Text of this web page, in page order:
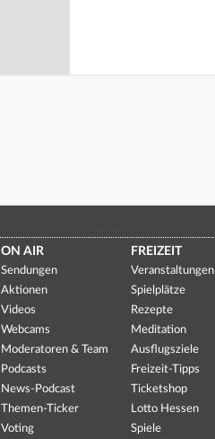
ON AIR
Sendungen
Aktionen
Videos
Webcams
Moderatoren & Team
Podcasts
News-Podcast
Themen-Ticker
Voting
FREIZEIT
Veranstaltungen
Spielplätze
Rezepte
Meditation
Ausflugsziele
Freizeit-Tipps
Ticketshop
Lotto Hessen
Spiele